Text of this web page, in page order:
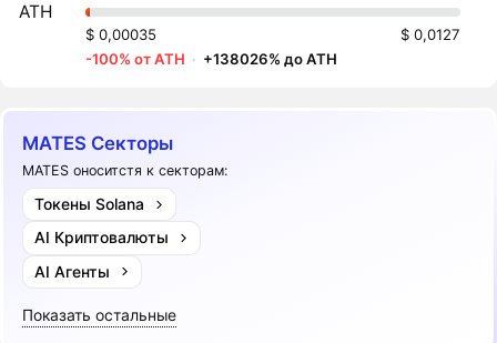
ATH
$ 0,00035
$ 0,0127
-100% от ATH · +138026% до ATH
MATES Секторы
MATES оноситстя к секторам:
Токены Solana
AI Криптовалюты
AI Агенты
Показать остальные